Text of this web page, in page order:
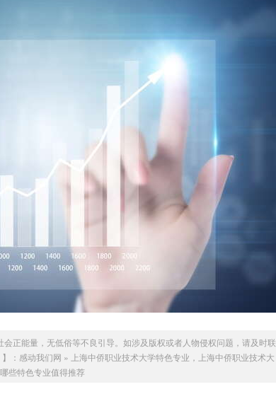
正能量，无低俗等不良引导。如涉及版权或者人物侵权问题，请及时联
： 感动我们网 » 上海中侨职业技术大学特色专业，上海中侨职业技术大
些特色专业值得推荐